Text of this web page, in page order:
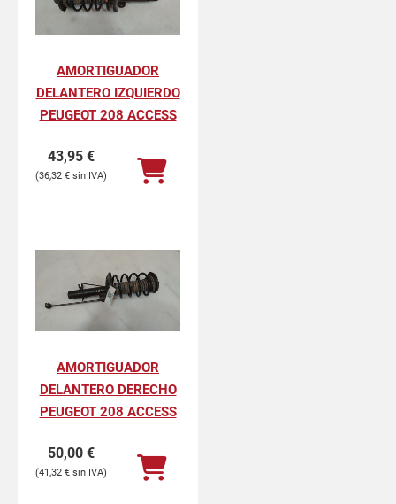
AMORTIGUADOR
DELANTERO IZQUIERDO
PEUGEOT 208 ACCESS
43,95 €
36,32 €
AMORTIGUADOR
DELANTERO DERECHO
PEUGEOT 208 ACCESS
50,00 €
41,32 €